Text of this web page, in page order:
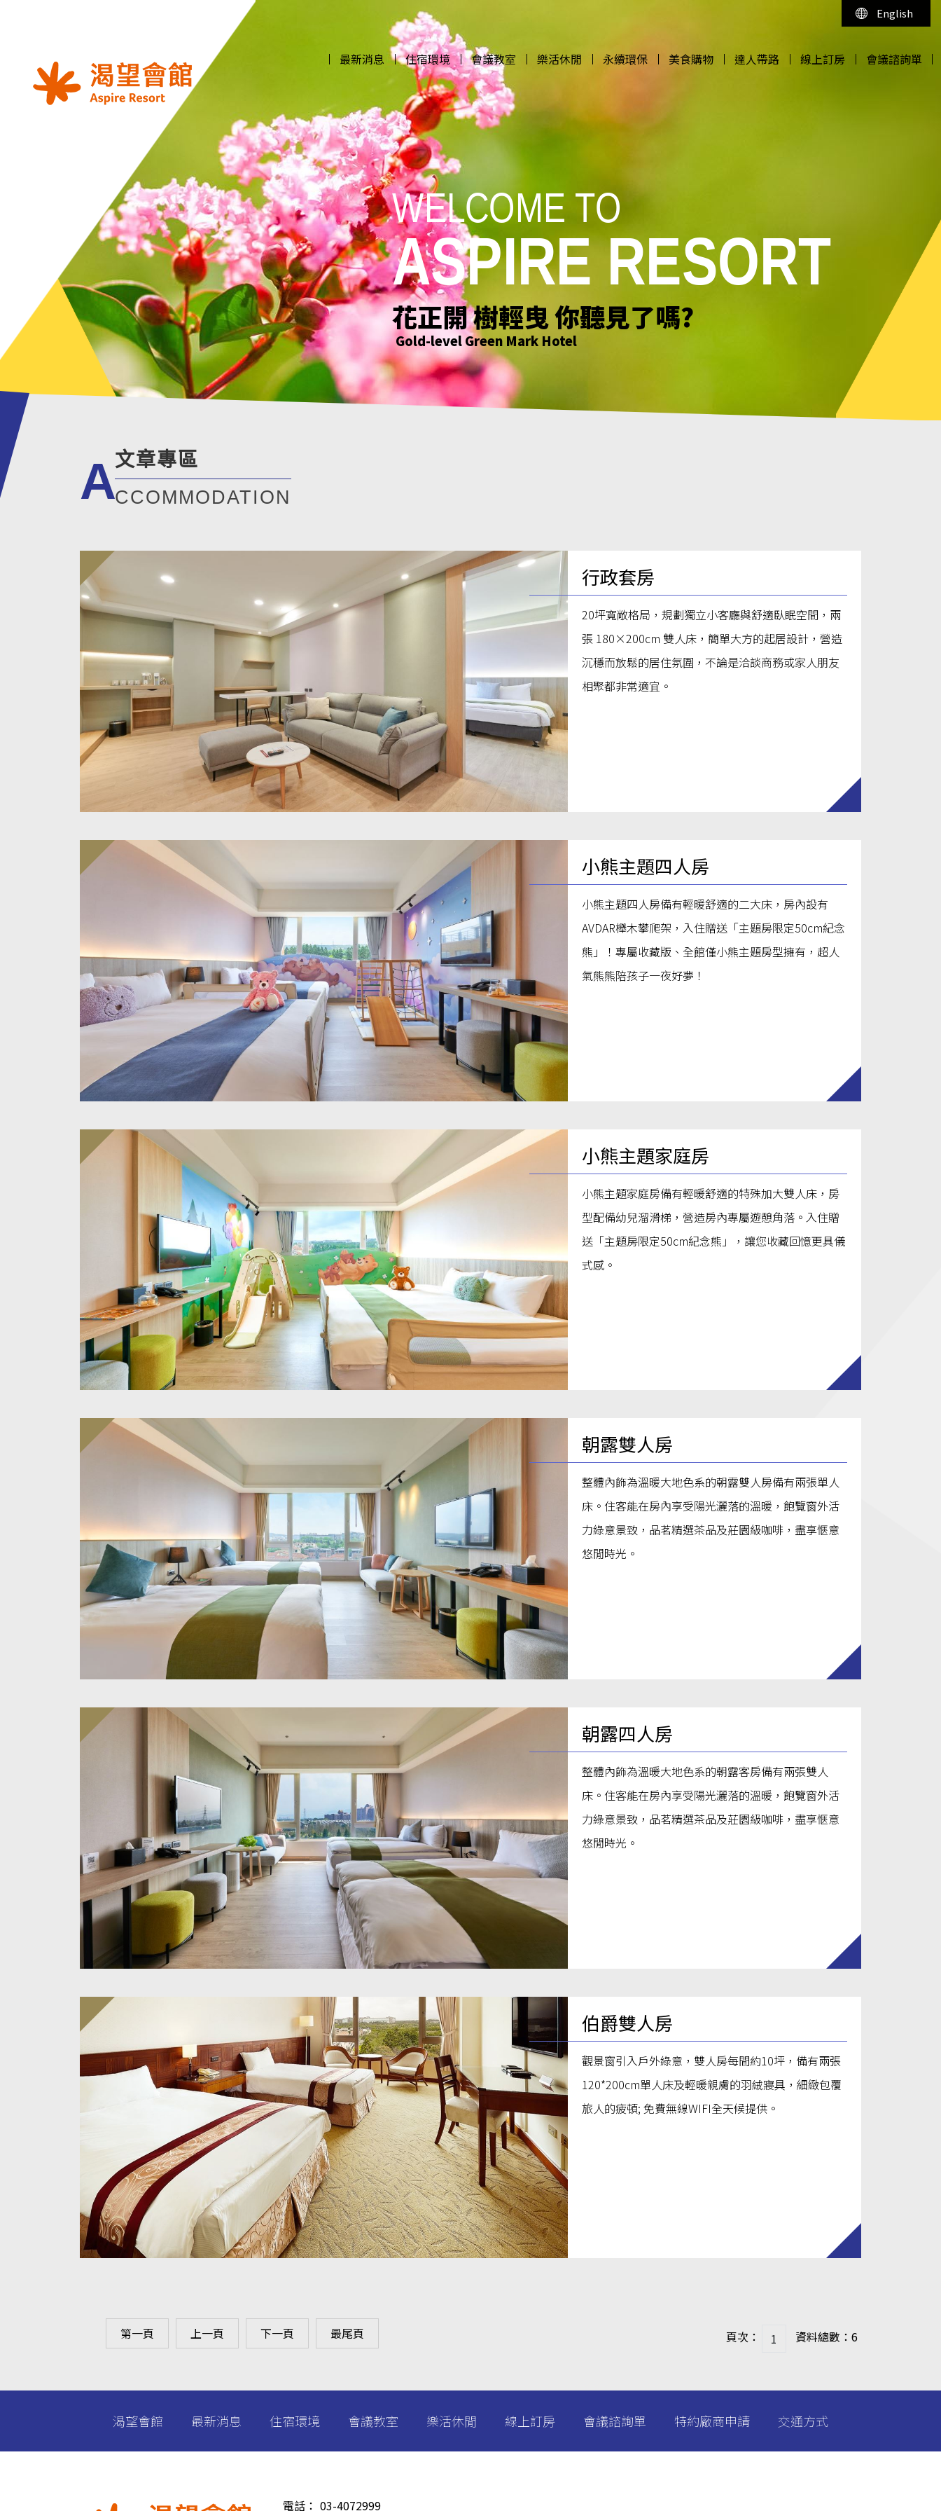
最新消息
住宿環境
住宿環境
會議教室
樂活休閒
永續環保
美食購物
達人帶路
線上訂房
會議諮詢單
English
WELCOME TO
ASPIRE RESORT
花正開 樹輕曳 你聽見了嗎?
Gold-level Green Mark Hotel
WELCOME TO
ASPIRE RESORT
只要席地而坐 小確幸不用等待
Gold-level Green Mark Hotel
WELCOME TO
ASPIRE RESORT
綠意萌動迎朝曦
Gold-level Green Mark Hotel
WELCOME TO
ASPIRE RESORT
花正開 樹輕曳 你聽見了嗎?
Gold-level Green Mark Hotel
文章專區
ACCOMMODATION
行政套房
20坪寬敞格局，規劃獨立小客廳與舒適臥眠空間，兩
張 180×200cm 雙人床，簡單大方的起居設計，營造
沉穩而放鬆的居住氛圍，不論是洽談商務或家人朋友
相聚都非常適宜。
小熊主題四人房
小熊主題四人房備有輕暖舒適的二大床，房內設有
AVDAR櫸木攀爬架，入住贈送「主題房限定50cm紀念
熊」！專屬收藏版、全館僅小熊主題房型擁有，超人
氣熊熊陪孩子一夜好夢！
小熊主題家庭房
小熊主題家庭房備有輕暖舒適的特殊加大雙人床，房
型配備幼兒溜滑梯，營造房內專屬遊憩角落。入住贈
送「主題房限定50cm紀念熊」，讓您收藏回憶更具儀
式感。
朝露雙人房
整體內飾為溫暖大地色系的朝露雙人房備有兩張單人
床。住客能在房內享受陽光灑落的溫暖，飽覽窗外活
力綠意景致，品茗精選茶品及莊園級咖啡，盡享愜意
悠閒時光。
朝露四人房
整體內飾為溫暖大地色系的朝露客房備有兩張雙人
床。住客能在房內享受陽光灑落的溫暖，飽覽窗外活
力綠意景致，品茗精選茶品及莊園級咖啡，盡享愜意
悠閒時光。
伯爵雙人房
觀景窗引入戶外綠意，雙人房每間約10坪，備有兩張
120*200cm單人床及輕暖親膚的羽絨寢具，細緻包覆
旅人的疲頓; 免費無線WIFI全天候提供。
第一頁 上一頁 下一頁 最尾頁 頁次： 資料總數：6
渴望會館 最新消息 住宿環境 會議教室 樂活休閒 線上訂房 會議諮詢單 特約廠商申請 交通方式
電話： 03-4072999